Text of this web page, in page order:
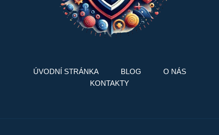
ÚVODNÍ STRÁNKA BLOG
O NÁS
KONTAKTY